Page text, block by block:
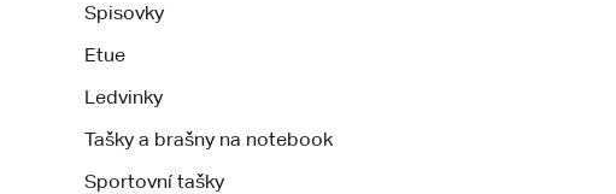
Spisovky
Etue
Ledvinky
Tašky a brašny na notebook
Sportovní tašky